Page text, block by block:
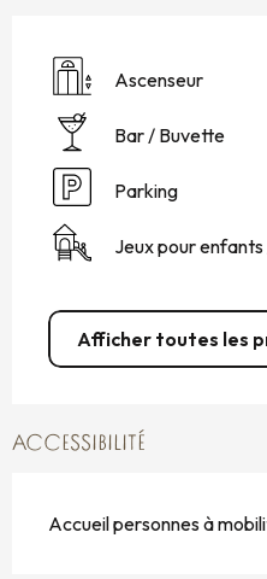
Ascenseur
Bar / Buvette
Parking
Jeux pour
Afficher toutes les
ACCESSIBILITÉ
Accueil personnes à